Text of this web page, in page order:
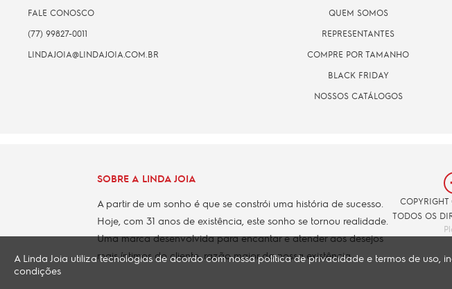
FALE CONOSCO
(77) 99827-0011
LINDAJOIA@LINDAJOIA.COM.BR
QUEM SOMOS
REPRESENTANTES
COMPRE POR TAMANHO
BLACK FRIDAY
NOSSOS CATÁLOGOS
SOBRE A LINDA JOIA
A partir de um sonho é que se constrói uma história de sucesso.
Hoje, com 31 anos de existência, este sonho se tornou realidade.
Uma marca desenvolvida para encantar e atender aos desejos
mais íntimos do cliente, razão maior da nossa existência.
TODOS OS
A Linda Joia utiliza tecnologias de acordo com nossa política de privacidade e termos de
condições